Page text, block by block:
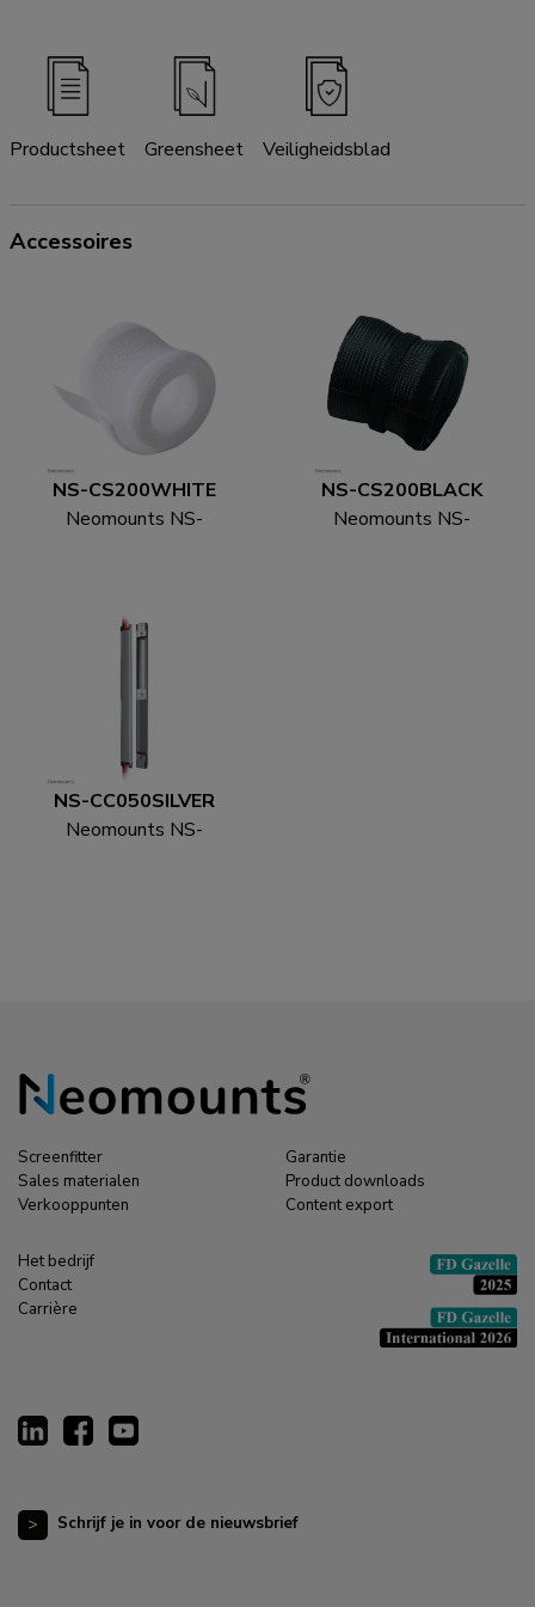
Productsheet Greensheet Veiligheidsblad
Accessoires
NS-CS200WHITE
Neomounts NS-
NS-CS200BLACK
Neomounts NS-
NS-CC050SILVER
Neomounts NS-
Screenfitter
Sales materialen
Verkooppunten
Garantie
Product downloads
Content export
Het bedrijf
Contact
Carrière
Schrijf je in voor de nieuwsbrief